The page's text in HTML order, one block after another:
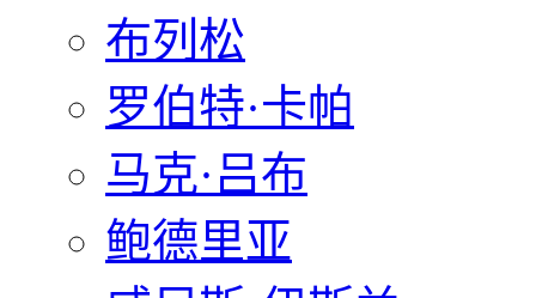
布列松
罗伯特·卡帕
马克·吕布
鲍德里亚